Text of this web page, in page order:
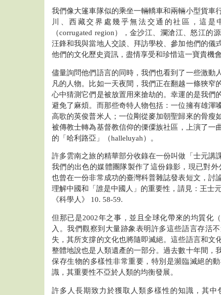
我們像大篷車隊似的乘坐一輛轎車和兩輛小型貨車
川、西藏交界處幾乎無法交通的社區，這是
（corrugated region），金沙江、瀾滄江、怒江的
汪鋒和我與當地人交談、拜訪學校、參加他們的儀
他們的文化歷史資訊，盡情享受和珍惜這一寶貴機
儘量詢問他們語言的同時，我們也看到了一些激動
凡的人物。比如一天夜間，我們正在翻越一條狹窄
心中猜測它們是被放置用來搶劫的。幸運的是我們
避免了麻煩。而那些奇特人物包括：一位擁有雄渾
高歌的英俊普米人；一位剛從麥加朝聖歸來的骨瘦
被傳教士轉為基督教信仰的傈僳族社區，上演了一
的「哈利路亞」（halleluyah）。
許多雲南之旅的精華部分收錄在一份叫做「士元講
我們的出色的媒體團隊製作了這份錄影，現已對外
也曾在一份非常成功的臺灣科普雜誌發表短文，討
理解中國和「誰是中國人」的重要性，請見：王士
《科學人》 10. 58-59.
但那已是2002年之事，並且全球化帶來的均質化
入。我們觀察到大量跡象表明許多這些語言存活
失，其所支撐的文化也將隨即滅絕。這些語言和文
整體地說也是人類遺產的一部分。過去數十年間，
保存生物的多樣性非常重要，特別是瀕臨滅絕的
識，其重要性不亞於人類的均衡發展。
許多人長期致力於獲取人類多樣性的知識，其中